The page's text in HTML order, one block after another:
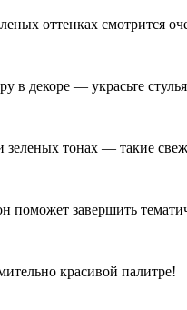
оттенках смотрится
в декоре — украсьте
тонах — такие
поможет завершить
красивой палитре!